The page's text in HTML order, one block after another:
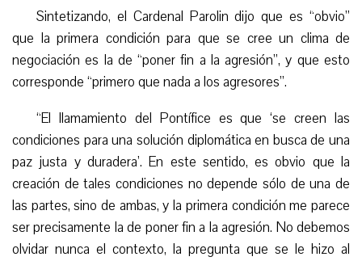
Sintetizando, el Cardenal Parolin dijo que es “obvio”
que la primera condición para que se cree un clima de
negociación es la de “poner fin a la agresión”, y que esto
corresponde “primero que nada a los agresores”.
“El llamamiento del Pontífice es que ‘se creen las
condiciones para una solución diplomática en busca de una
paz justa y duradera’. En este sentido, es obvio que la
creación de tales condiciones no depende sólo de una de
las partes, sino de ambas, y la primera condición me parece
ser precisamente la de poner fin a la agresión. No debemos
olvidar nunca el contexto, la pregunta que se le hizo al